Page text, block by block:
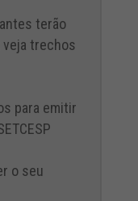
terão
trechos
para emitir
o seu